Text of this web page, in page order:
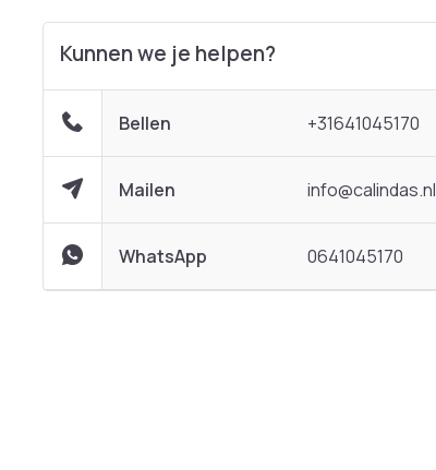
Kunnen we je helpen?
Bellen +31641045170
Mailen info@calindas.nl
WhatsApp 0641045170